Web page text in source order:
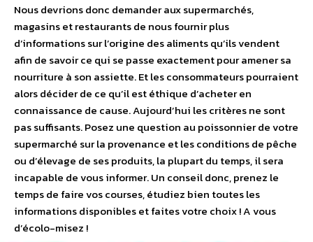
Nous devrions donc demander aux supermarchés,
magasins et restaurants de nous fournir plus
d’informations sur l’origine des aliments qu’ils vendent
afin de savoir ce qui se passe exactement pour amener sa
nourriture à son assiette. Et les consommateurs pourraient
alors décider de ce qu’il est éthique d’acheter en
connaissance de cause. Aujourd’hui les critères ne sont
pas suffisants. Posez une question au poissonnier de votre
supermarché sur la provenance et les conditions de pêche
ou d’élevage de ses produits, la plupart du temps, il sera
incapable de vous informer. Un conseil donc, prenez le
temps de faire vos courses, étudiez bien toutes les
informations disponibles et faites votre choix ! A vous
d’écolo-misez !